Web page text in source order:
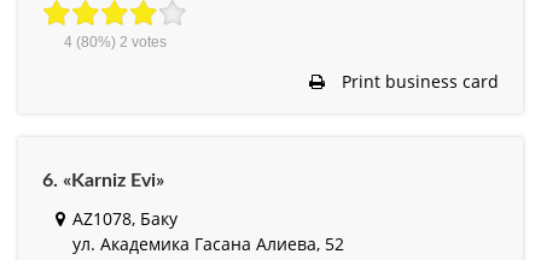
4(80%) 2 votes
Print business card
6. «Karniz Evi»
AZ1078, Баку
ул. Академика Гасана Алиева, 52